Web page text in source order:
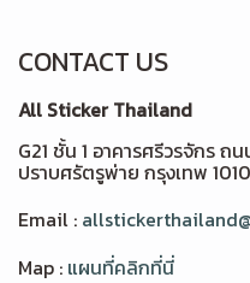
CONTACT US
All Sticker Thailand
G21 ชั้น 1 อาคารศรีวรจักร
ปราบศรัตรูพ่าย กรุงเทพ
Email :
Map : แผนที่คลิกที่นี่